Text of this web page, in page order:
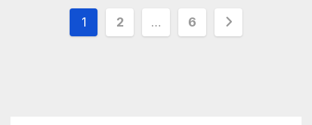
Paginação
1 2 … 6